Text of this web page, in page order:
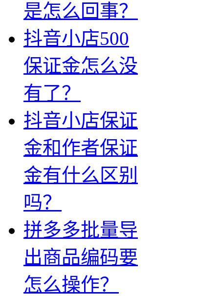
是怎么回事？
抖音小店500
保证金怎么没
有了？
抖音小店保证
金和作者保证
金有什么区别
吗？
拼多多批量导
出商品编码要
怎么操作？